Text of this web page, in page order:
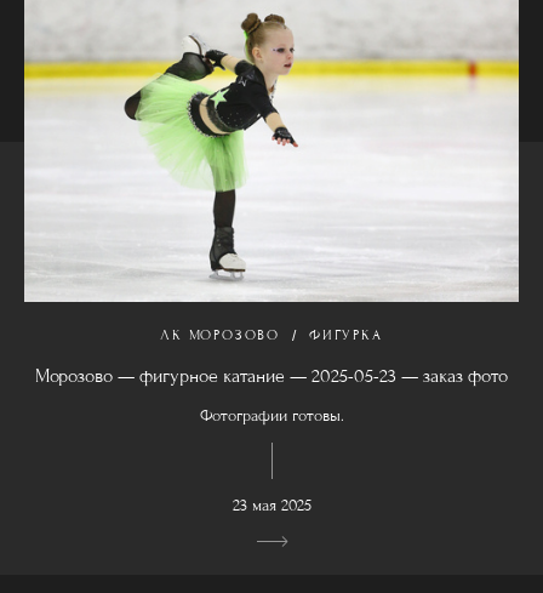
ЛК МОРОЗОВО ФИГУРКА
Морозово — фигурное катание — 2025-05-23 — заказ фото
Фотографии готовы.
23 мая 2025